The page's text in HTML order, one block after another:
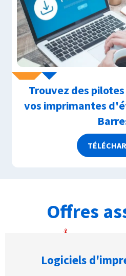
Trouvez des
vos imprimantes
Offres
Logiciels